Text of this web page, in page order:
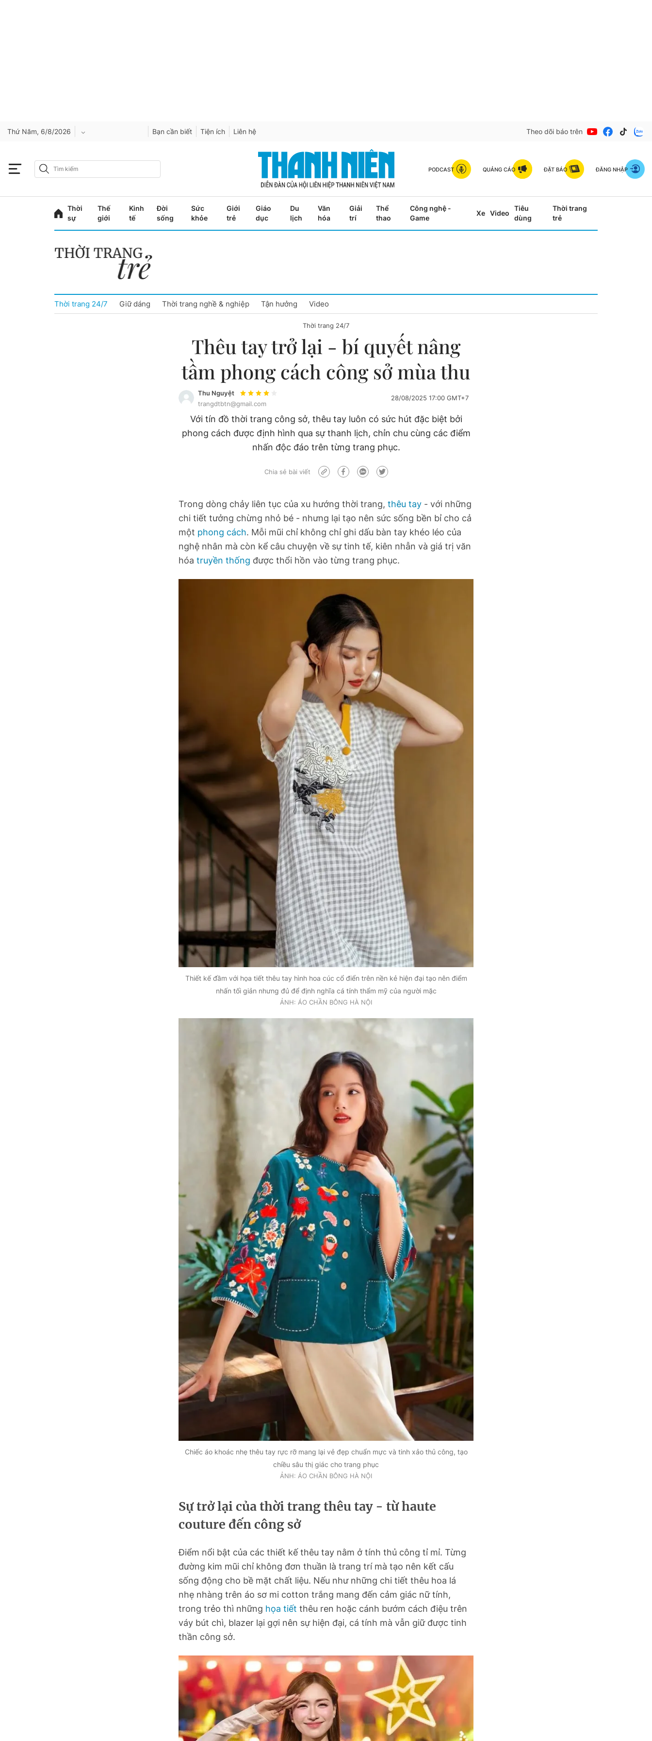
Thứ Năm, 6/8/2026
Cao Bằng
Cần Thơ
Đà Nẵng
Bạn cần biết Tiện ích Liên hệ Theo dõi báo trên
PODCAST QUẢNG CÁO ĐẶT BÁO ĐĂNG NHẬP
Thời
sự
Thế
giới
Kinh
tế
Đời
sống
Sức
khỏe
Giới
trẻ
Giáo
dục
Du
lịch
Văn
hóa
Giải
trí
Thể
thao
Công nghệ -
Game
Xe Video
Tiêu
dùng
Thời trang
trẻ
Thời trang 24/7 Giữ dáng Thời trang nghề & nghiệp Tận hưởng Video
Thời trang 24/7
Thêu tay trở lại - bí quyết nâng
tầm phong cách công sở mùa thu
Thu Nguyệt
trangdtbtn@gmail.com
28/08/2025 17:00 GMT+7
Với tín đồ thời trang công sở, thêu tay luôn có sức hút đặc biệt bởi
phong cách được định hình qua sự thanh lịch, chỉn chu cùng các điểm
nhấn độc đáo trên từng trang phục.
Chia sẻ bài viết
Trong dòng chảy liên tục của xu hướng thời trang, thêu tay - với những
chi tiết tưởng chừng nhỏ bé - nhưng lại tạo nên sức sống bền bỉ cho cả
một phong cách. Mỗi mũi chỉ không chỉ ghi dấu bàn tay khéo léo của
nghệ nhân mà còn kể câu chuyện về sự tinh tế, kiên nhẫn và giá trị văn
hóa truyền thống được thổi hồn vào từng trang phục.
Thiết kế đầm với họa tiết thêu tay hình hoa cúc cổ điển trên nền kẻ hiện đại tạo nên điểm
nhấn tối giản nhưng đủ để định nghĩa cá tính thẩm mỹ của người mặc
ẢNH: ÁO CHẦN BÔNG HÀ NỘI
Chiếc áo khoác nhẹ thêu tay rực rỡ mang lại vẻ đẹp chuẩn mực và tinh xảo thủ công, tạo
chiều sâu thị giác cho trang phục
ẢNH: ÁO CHẦN BÔNG HÀ NỘI
Sự trở lại của thời trang thêu tay - từ haute
couture đến công sở
Điểm nổi bật của các thiết kế thêu tay nằm ở tính thủ công tỉ mỉ. Từng
đường kim mũi chỉ không đơn thuần là trang trí mà tạo nên kết cấu
sống động cho bề mặt chất liệu. Nếu như những chi tiết thêu hoa lá
nhẹ nhàng trên áo sơ mi cotton trắng mang đến cảm giác nữ tính,
trong trẻo thì những họa tiết thêu ren hoặc cánh bướm cách điệu trên
váy bút chì, blazer lại gợi nên sự hiện đại, cá tính mà vẫn giữ được tinh
thần công sở.